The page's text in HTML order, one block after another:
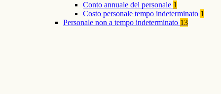
Conto annuale del personale 1
Costo personale tempo indeterminato 1
Personale non a tempo indeterminato 13